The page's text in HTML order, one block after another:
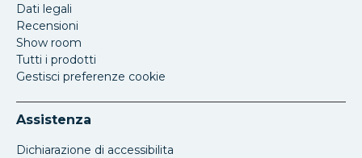
Dati legali
Recensioni
Show room
Tutti i prodotti
Gestisci preferenze cookie
Assistenza
Dichiarazione di accessibilita